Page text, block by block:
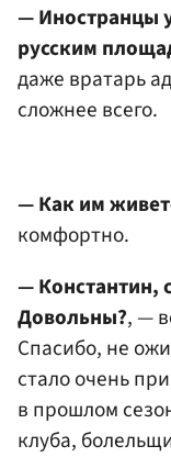
— Иностранцы
русским
даже вратарь
сложнее всего.
— Как им
комфортно.
— Константин,
Довольны?, —
Спасибо, не
стало очень
в прошлом
клуба,